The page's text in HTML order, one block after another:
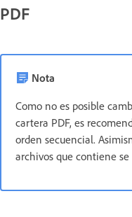
PDF
Nota
Como no es posible
cartera PDF, es
orden secuencial.
archivos que contiene